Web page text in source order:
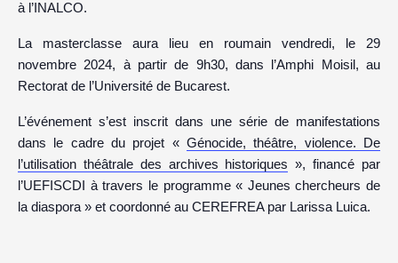
à l’INALCO.
La masterclasse aura lieu en roumain vendredi, le 29
novembre 2024, à partir de 9h30, dans l’Amphi Moisil, au
Rectorat de l’Université de Bucarest.
L’événement s’est inscrit dans une série de manifestations
dans le cadre du projet « Génocide, théâtre, violence. De
l’utilisation théâtrale des archives historiques », financé par
l’UEFISCDI à travers le programme « Jeunes chercheurs de
la diaspora » et coordonné au CEREFREA par Larissa Luica.